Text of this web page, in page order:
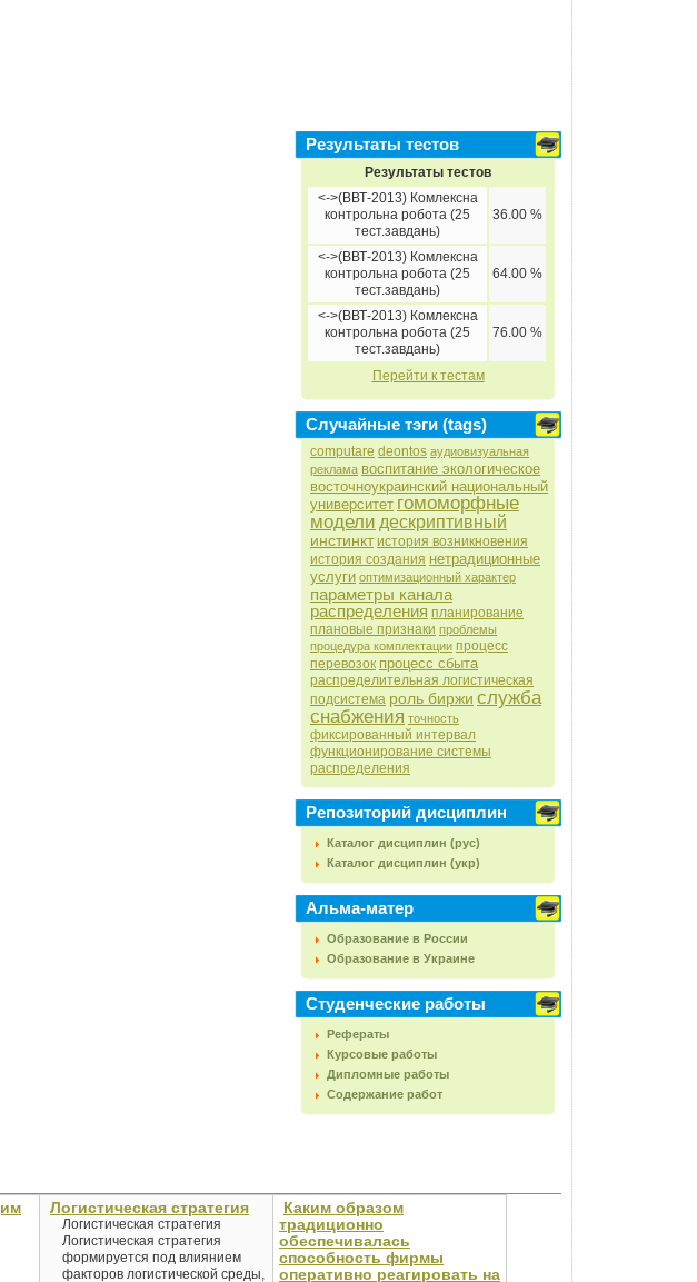
Результаты тестов
Результаты тестов
<->(ВВТ-2013) Комлексна
контрольна робота (25
тест.завдань)
36.00 %
<->(ВВТ-2013) Комлексна
контрольна робота (25
тест.завдань)
64.00 %
<->(ВВТ-2013) Комлексна
контрольна робота (25
тест.завдань)
76.00 %
Перейти к тестам
Случайные тэги (tags)
computare deontos аудиовизуальная
реклама воспитание экологическое
восточноукраинский национальный
университет гомоморфные
модели дескриптивный
инстинкт история возникновения
история создания нетрадиционные
услуги оптимизационный характер
параметры канала
распределения планирование
плановые признаки проблемы
процедура комплектации процесс
перевозок процесс сбыта
распределительная логистическая
подсистема роль биржи служба
снабжения точность
фиксированный интервал
функционирование системы
распределения
Репозиторий дисциплин
Каталог дисциплин (рус)
Каталог дисциплин (укр)
Альма-матер
Образование в России
Образование в Украине
Студенческие работы
Рефераты
Курсовые работы
Дипломные работы
Содержание работ
Логистическая стратегия
Логистическая стратегия
Логистическая стратегия
формируется под влиянием
факторов логистической среды,
Каким образом
традиционно
обеспечивалась
способность фирмы
оперативно реагировать на